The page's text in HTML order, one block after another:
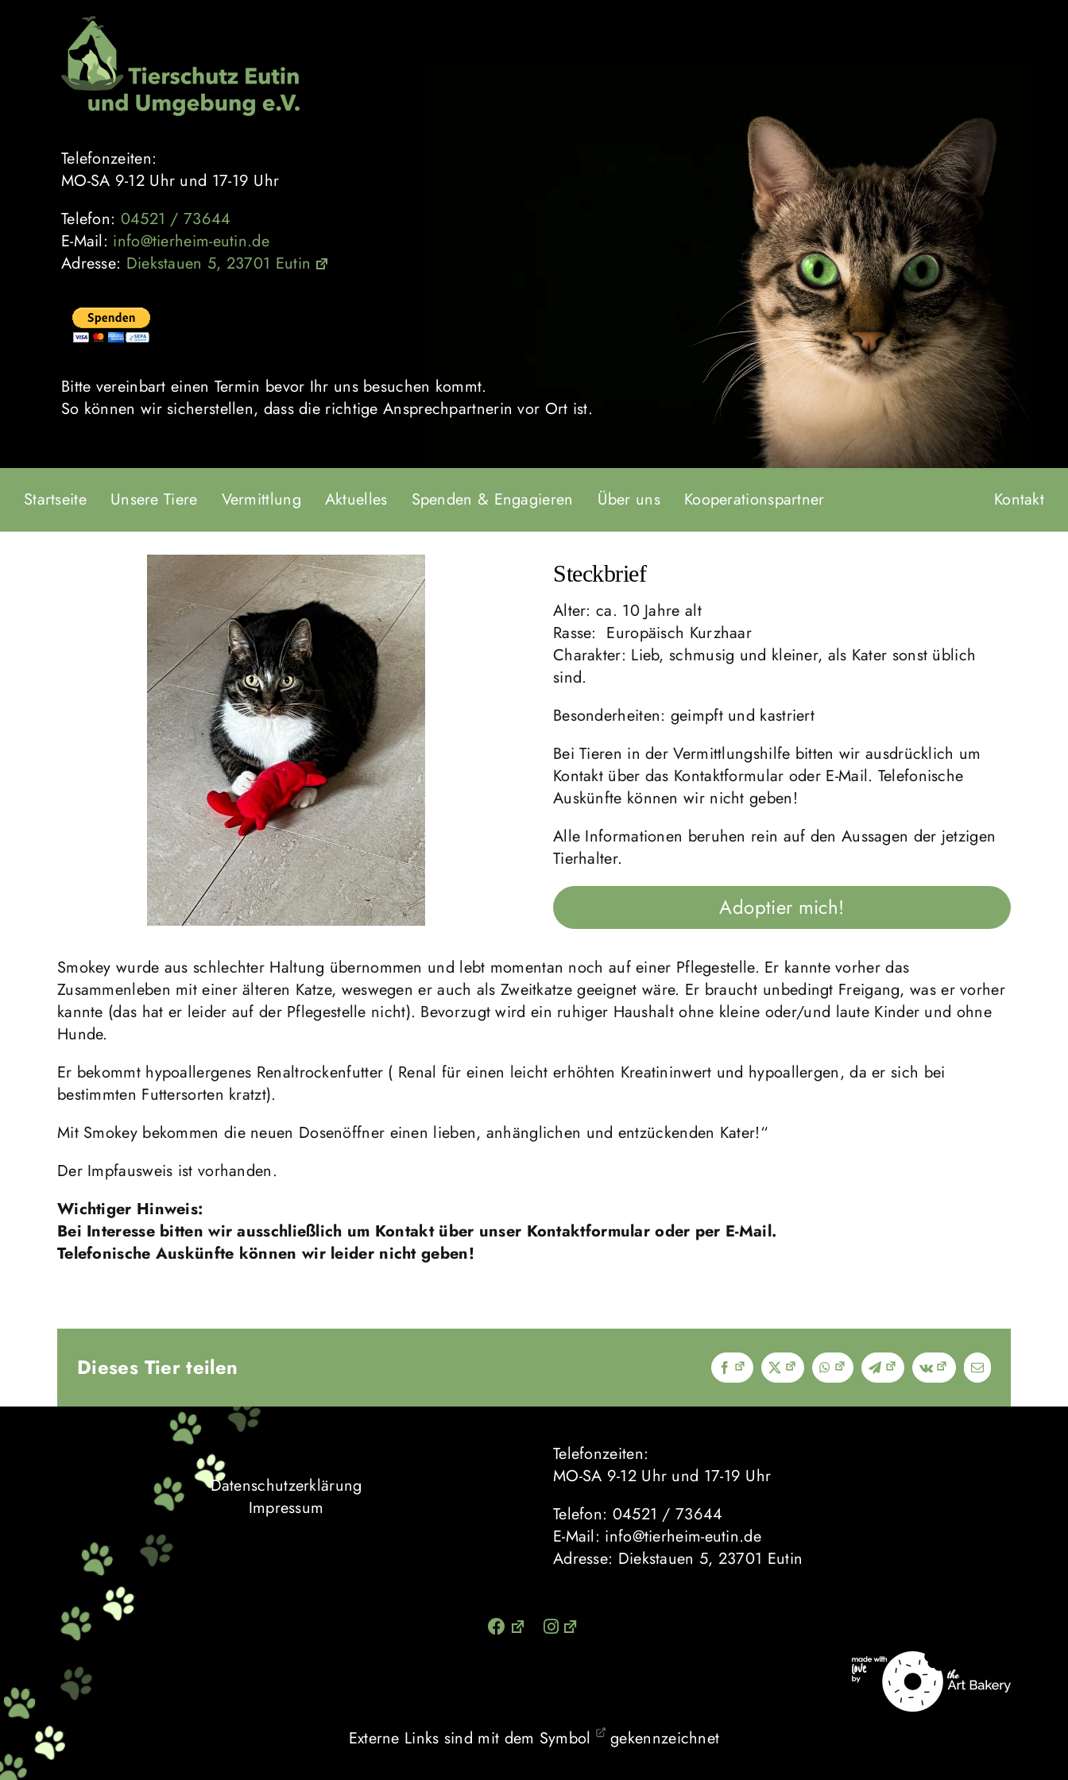
Telefonzeiten:
MO-SA 9-12 Uhr und 17-19 Uhr
Telefon: 04521 / 73644
E-Mail: info@tierheim-eutin.de
Adresse: Diekstauen 5, 23701 Eutin
Bitte vereinbart einen Termin bevor Ihr uns besuchen kommt.
So können wir sicherstellen, dass die richtige Ansprechpartnerin vor Ort ist.
Startseite Unsere Tiere Vermittlung Aktuelles Spenden & Engagieren Über uns Kooperationspartner Kontakt
Steckbrief
Alter: ca. 10 Jahre alt
Rasse: Europäisch Kurzhaar
Charakter: Lieb, schmusig und kleiner, als Kater sonst üblich
sind.
Besonderheiten: geimpft und kastriert
Bei Tieren in der Vermittlungshilfe bitten wir ausdrücklich um
Kontakt über das Kontaktformular oder E-Mail. Telefonische
Auskünfte können wir nicht geben!
Alle Informationen beruhen rein auf den Aussagen der jetzigen
Tierhalter.
Adoptier mich!
Smokey wurde aus schlechter Haltung übernommen und lebt momentan noch auf einer Pflegestelle. Er kannte vorher das
Zusammenleben mit einer älteren Katze, weswegen er auch als Zweitkatze geeignet wäre. Er braucht unbedingt Freigang, was er vorher
kannte (das hat er leider auf der Pflegestelle nicht). Bevorzugt wird ein ruhiger Haushalt ohne kleine oder/und laute Kinder und ohne
Hunde.
Er bekommt hypoallergenes Renaltrockenfutter ( Renal für einen leicht erhöhten Kreatininwert und hypoallergen, da er sich bei
bestimmten Futtersorten kratzt).
Mit Smokey bekommen die neuen Dosenöffner einen lieben, anhänglichen und entzückenden Kater!“
Der Impfausweis ist vorhanden.
Wichtiger Hinweis:
Bei Interesse bitten wir ausschließlich um Kontakt über unser Kontaktformular oder per E-Mail.
Telefonische Auskünfte können wir leider nicht geben!
Dieses Tier teilen Facebook X WhatsAppTelegramVk
E-
Mail
Datenschutzerklärung
Impressum
Telefonzeiten:
MO-SA 9-12 Uhr und 17-19 Uhr
Telefon: 04521 / 73644
E-Mail: info@tierheim-eutin.de
Adresse: Diekstauen 5, 23701 Eutin
Externe Links sind mit dem Symbol gekennzeichnet